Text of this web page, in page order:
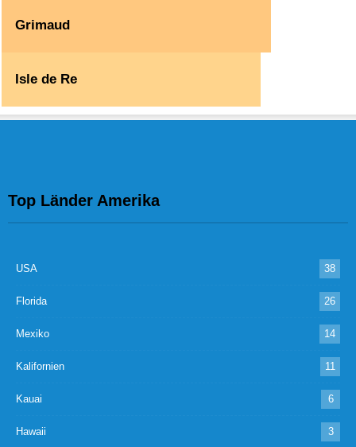
Grimaud
Isle de Re
Top Länder Amerika
USA 38
Florida 26
Mexiko 14
Kalifornien 11
Kauai 6
Hawaii 3